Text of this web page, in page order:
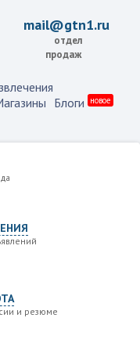
mail@gtn1.ru
отдел
продаж
Блоги новое
и резюме